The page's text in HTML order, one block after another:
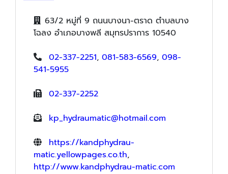
63/2 หมู่ที่ 9 ถนนบางนา-ตราด ตำบลบาง
โฉลง อำเภอบางพลี สมุทรปราการ 10540
02-337-2251, 081-583-6569, 098-
541-5955
02-337-2252
kp_hydraumatic@hotmail.com
https://kandphydrau-
matic.yellowpages.co.th,
http://www.kandphydrau-matic.com